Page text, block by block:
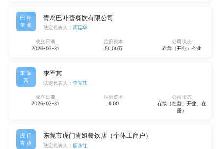
巴卟
蕾餐
青岛巴卟蕾餐饮有限公司
法定代表人： 周廷华
成立日期
2026-07-31
注册资本
50.00万
公司状态
在营（开业）企业
李军
其
李军其
法定代表人： 李军其
成立日期
2026-07-31
注册资本
0.00
公司状态
存续（在营、开业、在
册）
虎门
青姐
东莞市虎门青姐餐饮店（个体工商户）
法定代表人： 廖永红